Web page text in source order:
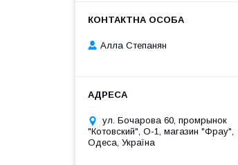
Алла Степанян
ул. Бочарова 60, промрынок
"Котовский", О-1, магазин "Фрау",
Одеса, Україна